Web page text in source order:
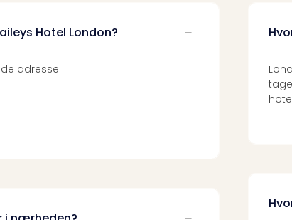
Hotel London?
adresse: